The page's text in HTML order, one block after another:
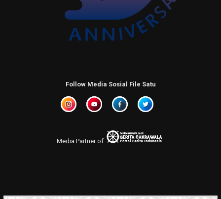
Follow Media Sosial File Satu
Media Partner of